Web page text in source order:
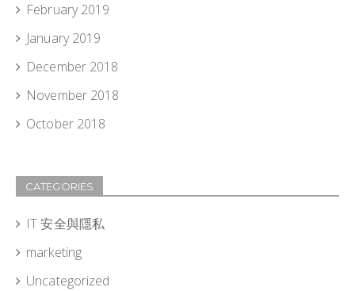
February 2019
January 2019
December 2018
November 2018
October 2018
CATEGORIES
IT 安全與隱私
marketing
Uncategorized